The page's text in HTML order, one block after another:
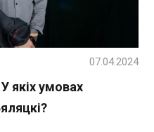
якіх умовах
07.04.2024